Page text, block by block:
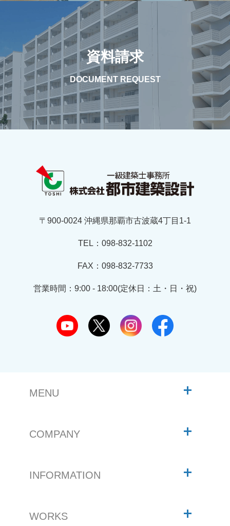
資料請求
DOCUMENT REQUEST
〒900-0024 沖縄県那覇市古波蔵4丁目1-1
TEL：098-832-1102
FAX：098-832-7733
営業時間：9:00 - 18:00(定休日：土・日・祝)
MENU
COMPANY
INFORMATION
WORKS